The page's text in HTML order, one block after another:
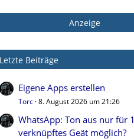
Anzeige
Letzte Beiträge
Eigene Apps erstellen
Torc 8. August 2026 um 21:26
WhatsApp: Ton aus nur für 1
verknüpftes Geät möglich?